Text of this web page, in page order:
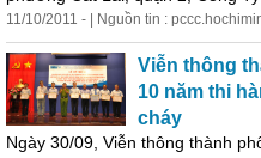
11/10/2011 - | Nguồn tin :
Viễn thông
10 năm thi
cháy
Ngày 30/09, Viễn thông thành